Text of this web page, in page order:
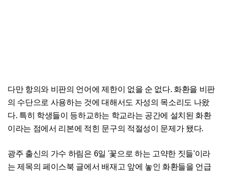
다만 항의와 비판의 언어에 제한이 없을 순 없다. 화환을 비판
의 수단으로 사용하는 것에 대해서도 자성의 목소리도 나왔
다. 특히 학생들이 등하교하는 학교라는 공간에 설치된 화환
이라는 점에서 리본에 적힌 문구의 적절성이 문제가 됐다.
광주 출신의 가수 하림은 6일 '꽃으로 하는 고약한 짓들'이라
는 제목의 페이스북 글에서 배재고 앞에 놓인 화환들을 언급